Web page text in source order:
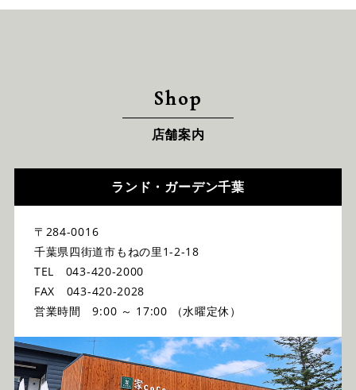
Shop
店舗案内
ランド・ガーデン千葉
〒284-0016
千葉県四街道市もねの里1-2-18
TEL 043-420-2000
FAX 043-420-2028
営業時間 9:00 ～ 17:00 （水曜定休）